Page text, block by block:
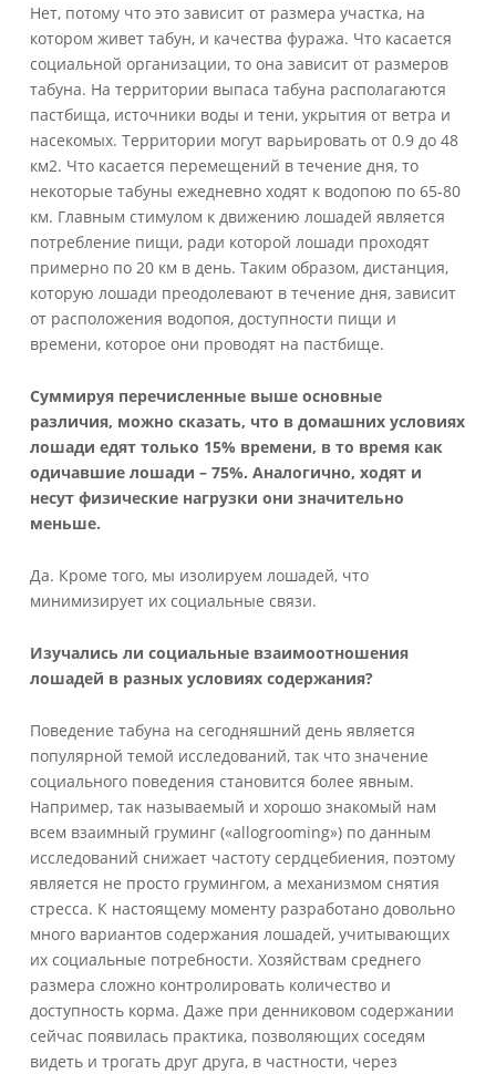
Нет, потому что это зависит от размера участка, на
котором живет табун, и качества фуража. Что касается
социальной организации, то она зависит от размеров
табуна. На территории выпаса табуна располагаются
пастбища, источники воды и тени, укрытия от ветра и
насекомых. Территории могут варьировать от 0.9 до 48
км2. Что касается перемещений в течение дня, то
некоторые табуны ежедневно ходят к водопою по 65-80
км. Главным стимулом к движению лошадей является
потребление пищи, ради которой лошади проходят
примерно по 20 км в день. Таким образом, дистанция,
которую лошади преодолевают в течение дня, зависит
от расположения водопоя, доступности пищи и
времени, которое они проводят на пастбище.
Суммируя перечисленные выше основные
различия, можно сказать, что в домашних условиях
лошади едят только 15% времени, в то время как
одичавшие лошади – 75%. Аналогично, ходят и
несут физические нагрузки они значительно
меньше.
Да. Кроме того, мы изолируем лошадей, что
минимизирует их социальные связи.
Изучались ли социальные взаимоотношения
лошадей в разных условиях содержания?
Поведение табуна на сегодняшний день является
популярной темой исследований, так что значение
социального поведения становится более явным.
Например, так называемый и хорошо знакомый нам
всем взаимный груминг («allogrooming») по данным
исследований снижает частоту сердцебиения, поэтому
является не просто грумингом, а механизмом снятия
стресса. К настоящему моменту разработано довольно
много вариантов содержания лошадей, учитывающих
их социальные потребности. Хозяйствам среднего
размера сложно контролировать количество и
доступность корма. Даже при денниковом содержании
сейчас появилась практика, позволяющих соседям
видеть и трогать друг друга, в частности, через